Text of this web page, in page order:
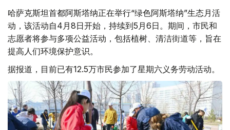
哈萨克斯坦首都阿斯塔纳正在举行“绿色阿斯塔纳”生态月活
动，该活动自4月8日开始，持续到5月6日。期间，市民和
志愿者将参与多项公益活动，包括植树、清洁街道等，旨在
提高人们环境保护意识。
据报道，目前已有12.5万市民参加了星期六义务劳动活动。